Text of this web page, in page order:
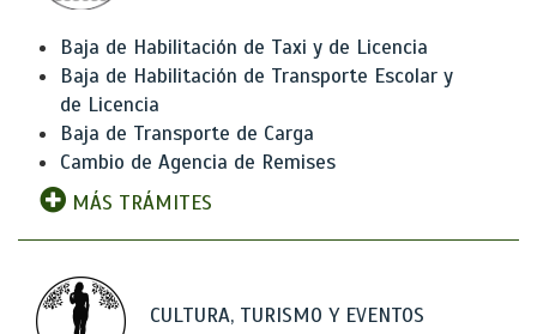
Baja de Habilitación de Taxi y de Licencia
Baja de Habilitación de Transporte Escolar y
de Licencia
Baja de Transporte de Carga
Cambio de Agencia de Remises
MÁS TRÁMITES
CULTURA, TURISMO Y EVENTOS